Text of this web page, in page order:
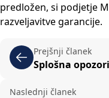
predložen, si podjetje
razveljavitve garancije.
Prejšnji članek
Splošna
Naslednji članek